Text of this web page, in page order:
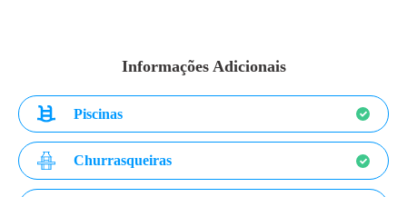
Informações Adicionais
Piscinas
Churrasqueiras